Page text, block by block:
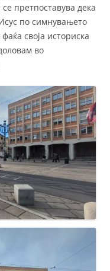
претпоставува дека
по симнувањето
своја историска
во